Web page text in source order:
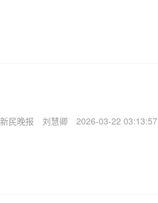
新民晚报 刘慧卿 2026-03-22 03:13:57